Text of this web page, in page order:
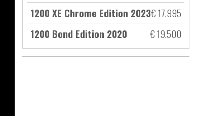
1200 XE Chrome Edition 2023€ 17.995
1200 Bond Edition 2020
€ 19.500